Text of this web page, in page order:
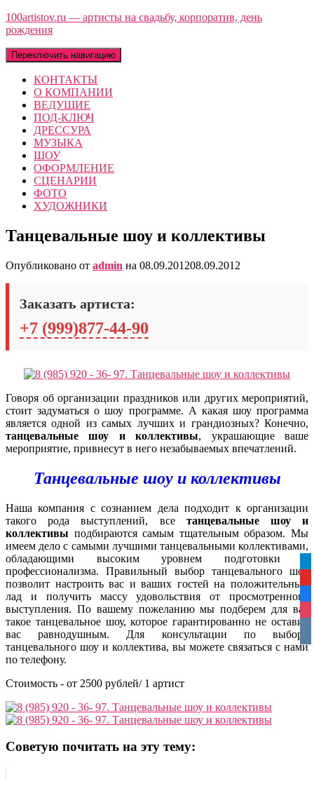
100artistov.ru — артисты на свадьбу, корпоратив, день
рождения
Переключить навигацию
КОНТАКТЫ
О КОМПАНИИ
ВЕДУЩИЕ
ПОД-КЛЮЧ
ДРЕССУРА
МУЗЫКА
ШОУ
ОФОРМЛЕНИЕ
СЦЕНАРИИ
ФОТО
ХУДОЖНИКИ
Танцевальные шоу и коллективы
Опубликовано от admin на 08.09.201208.09.2012
Заказать артиста:
+7 (999)877-44-90
Говоря об организации праздников или других мероприятий,
стоит задуматься о шоу программе. А какая шоу программа
является одной из самых лучших и грандиозных? Конечно,
танцевальные шоу и коллективы, украшающие ваше
мероприятие, привнесут в него незабываемых впечатлений.
Танцевальные шоу и коллективы
Наша компания с сознанием дела подходит к организации
такого рода выступлений, все танцевальные шоу и
коллективы подбираются самым тщательным образом. Мы
имеем дело с самыми лучшими танцевальными коллективами,
обладающими высоким уровнем подготовки и
профессионализма. Правильный выбор танцевального шоу
позволит настроить вас и ваших гостей на положительный
лад и получить массу удовольствия от просмотренного
выступления. По вашему пожеланию мы подберем для вас
такое танцевальное шоу, которое гарантированно не оставит
вас равнодушным. Для консультации по выбору
танцевального шоу и коллектива, вы можете связаться с нами
по телефону.
Стоимость - от 2500 рублей/ 1 артист
Советую почитать на эту тему: